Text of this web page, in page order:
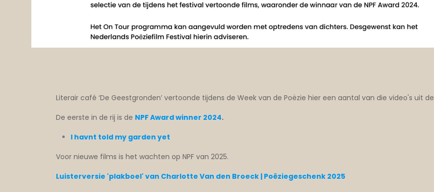
Literair café ‘De Geestgronden’ vertoonde tijdens de Week van de Poëzie hier een aantal van die video's uit de
De eerste in de rij is de NPF Award winner 2024.
I havnt told my garden yet
Voor nieuwe films is het wachten op NPF van 2025.
Luisterversie 'plakboel' van Charlotte Van den Broeck | Poëziegeschenk 2025